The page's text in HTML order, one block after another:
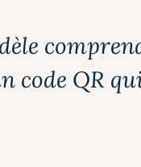
code QR